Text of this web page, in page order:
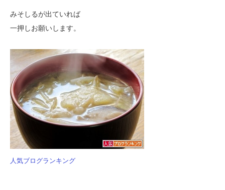
みそしるが出ていれば
一押しお願いします。
人気ブログランキング